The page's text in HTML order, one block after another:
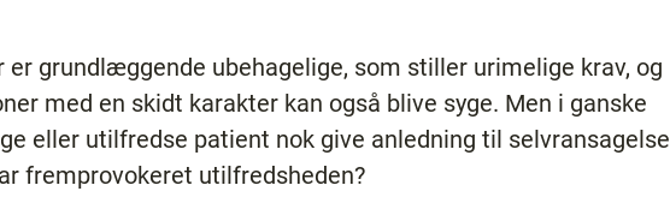
grundlæggende ubehagelige, som stiller urimelige krav, og
med en skidt karakter kan også blive syge. Men i ganske
eller utilfredse patient nok give anledning til selvransagelse
fremprovokeret utilfredsheden?